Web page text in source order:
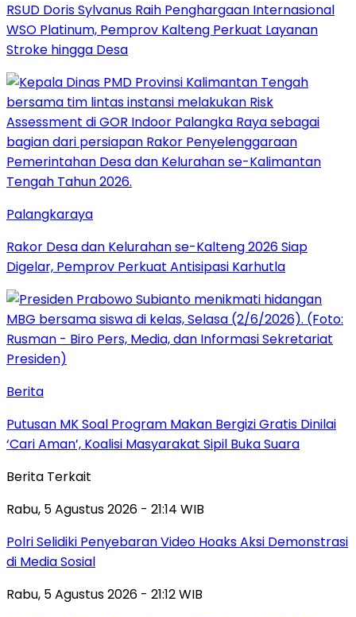
RSUD Doris Sylvanus Raih Penghargaan Internasional
WSO Platinum, Pemprov Kalteng Perkuat Layanan
Stroke hingga Desa
Palangkaraya
Rakor Desa dan Kelurahan se-Kalteng 2026 Siap
Digelar, Pemprov Perkuat Antisipasi Karhutla
Berita
Putusan MK Soal Program Makan Bergizi Gratis Dinilai
‘Cari Aman’, Koalisi Masyarakat Sipil Buka Suara
Berita Terkait
Rabu, 5 Agustus 2026 - 21:14 WIB
Polri Selidiki Penyebaran Video Hoaks Aksi Demonstrasi
di Media Sosial
Rabu, 5 Agustus 2026 - 21:12 WIB